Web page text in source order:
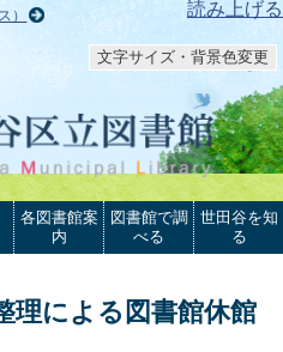
読み上げる
）
文字サイズ・背景色変更
各図書館案
内
図書館で調
べる
世田谷を知
る
理による図書館休館